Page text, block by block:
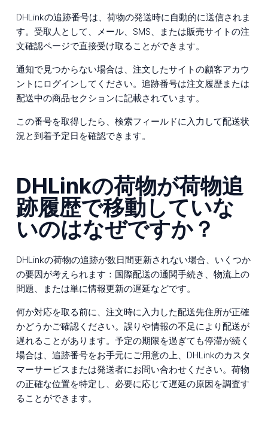
DHLinkの追跡番号は、荷物の発送時に自動的に送信されま
す。受取人として、メール、SMS、または販売サイトの注
文確認ページで直接受け取ることができます。
通知で見つからない場合は、注文したサイトの顧客アカウ
ントにログインしてください。追跡番号は注文履歴または
配送中の商品セクションに記載されています。
この番号を取得したら、検索フィールドに入力して配送状
況と到着予定日を確認できます。
DHLinkの荷物が荷物追
跡履歴で移動していな
いのはなぜですか？
DHLinkの荷物の追跡が数日間更新されない場合、いくつか
の要因が考えられます：国際配送の通関手続き、物流上の
問題、または単に情報更新の遅延などです。
何か対応を取る前に、注文時に入力した配送先住所が正確
かどうかご確認ください。誤りや情報の不足により配送が
遅れることがあります。予定の期限を過ぎても停滞が続く
場合は、追跡番号をお手元にご用意の上、DHLinkのカスタ
マーサービスまたは発送者にお問い合わせください。荷物
の正確な位置を特定し、必要に応じて遅延の原因を調査す
ることができます。